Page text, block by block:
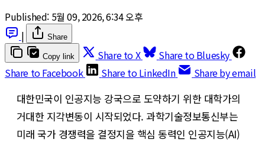
Published: 5월 09, 2026, 6:34 오후
|
Share
Copy link Share to X
Share to Bluesky
Share to Facebook
Share to LinkedIn Share by email
대한민국이 인공지능 강국으로 도약하기 위한 대학가의
거대한 지각변동이 시작되었다. 과학기술정보통신부는
미래 국가 경쟁력을 결정지을 핵심 동력인 인공지능(AI)